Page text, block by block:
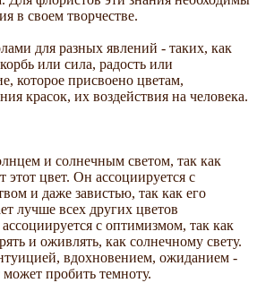
в своем творчестве.
для разных явлений - таких, как
или сила, радость или
которое присвоено цветам,
красок, их воздействия на человека.
и солнечным светом, так как
цвет. Он ассоциируется с
и даже завистью, так как его
лучше всех других цветов
с оптимизмом, так как
и оживлять, как солнечному свету.
вдохновением, ожиданием -
может пробить темноту.